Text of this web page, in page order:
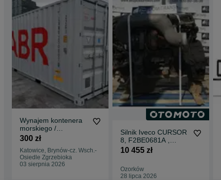
Wynajem kontenera
morskiego /
magazynowego 20",
300 zł
Katowice, Brynów-cz. Wsch.-
Osiedle Zgrzebioka
03 sierpnia 2026
Silnik Iveco CURSOR
8, F2BE0681A ,
F2BE0681B
10 455 zł
Ozorków
28 lipca 2026